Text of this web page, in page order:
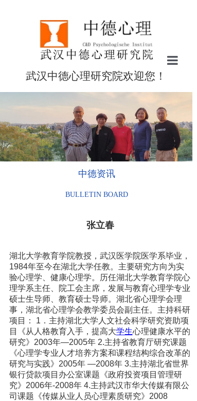
社会责任
心理研究
武汉中德心理研究院欢迎您！
张立春
湖北大学教育学院教授，武汉医学院医学系毕业，
1984年至今在湖北大学任教。主要研究方向为实
验心理学、健康心理学。历任湖北大学教育学院心
理学系主任、院工会主席，发展与教育心理学专业
硕士生导师、教育硕士导师。湖北省心理学会理
事，湖北省心理学会教学委员会副主任。主持科研
项目： 1．主持湖北大学人文社会科学研究资助项
目《从人格教育入手，提高大学生心理健康水平的
研究》2003年—2005年 2.主持省教育厅研究课题
《心理学专业人才培养方案和课程结构综合改革的
研究与实践》2005年 —2008年 3.主持湖北省世界
银行贷款项目办公室课题《政府投资项目管理研
究》2006年-2008年 4.主持武汉市华大传媒有限公
司课题《传媒从业人员心理素质研究》2008
中德资讯
BULLETIN BOARD